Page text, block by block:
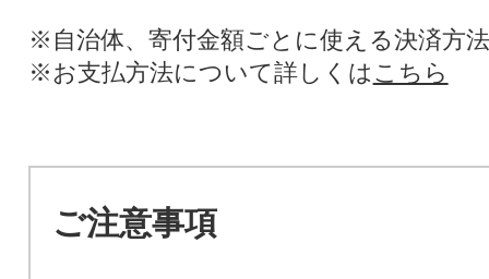
※自治体、寄付金額ごとに使える決済方
※お支払方法について詳しくは こちら
ご注意事項